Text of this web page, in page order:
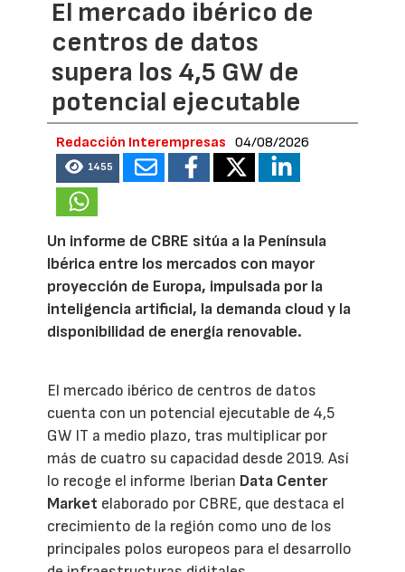
El mercado ibérico de
centros de datos
supera los 4,5 GW de
potencial ejecutable
Redacción Interempresas 04/08/2026
1455
Un informe de CBRE sitúa a la Península
Ibérica entre los mercados con mayor
proyección de Europa, impulsada por la
inteligencia artificial, la demanda cloud y la
disponibilidad de energía renovable.
El mercado ibérico de centros de datos
cuenta con un potencial ejecutable de 4,5
GW IT a medio plazo, tras multiplicar por
más de cuatro su capacidad desde 2019. Así
lo recoge el informe Iberian Data Center
Market elaborado por CBRE, que destaca el
crecimiento de la región como uno de los
principales polos europeos para el desarrollo